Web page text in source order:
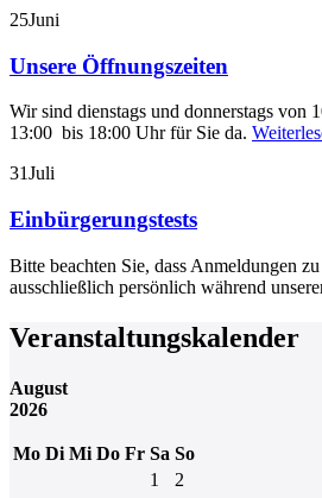
25Juni
Unsere Öffnungszeiten
Wir sind dienstags und donnerstags von
13:00 bis 18:00 Uhr für Sie da.
31Juli
Einbürgerungstests
Bitte beachten Sie, dass Anmeldungen
ausschließlich persönlich während
Veranstaltungskalender
August
2026
Mo Di Mi Do Fr Sa So
1
2